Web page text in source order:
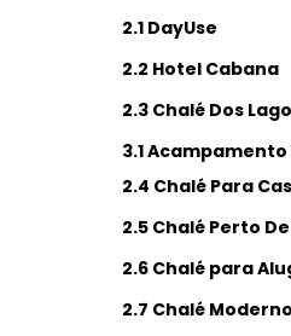
2.1 DayUse
2.2 Hotel Cabana
2.3 Chalé Dos
3.1
2.4 Chalé Para
2.5 Chalé Perto
2.6 Chalé para
2.7 Chalé Moderno